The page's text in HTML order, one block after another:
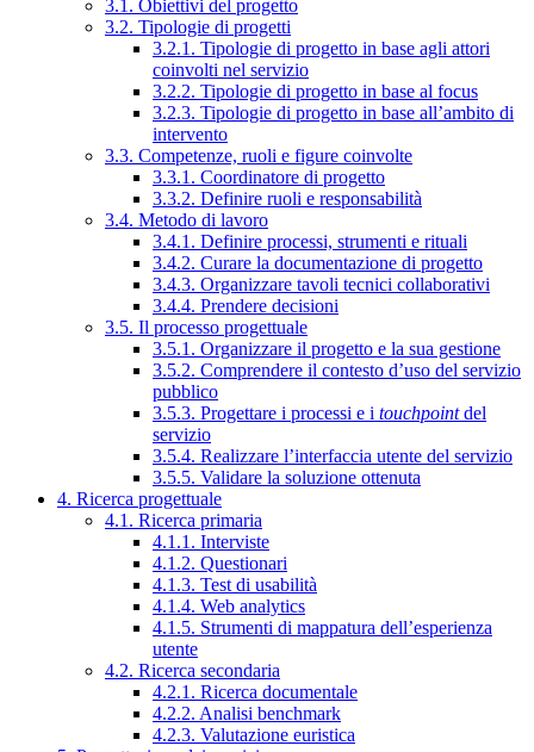
3.1. Obiettivi del progetto
3.2. Tipologie di progetti
3.2.1. Tipologie di progetto in base agli attori
coinvolti nel servizio
3.2.2. Tipologie di progetto in base al focus
3.2.3. Tipologie di progetto in base all’ambito di
intervento
3.3. Competenze, ruoli e figure coinvolte
3.3.1. Coordinatore di progetto
3.3.2. Definire ruoli e responsabilità
3.4. Metodo di lavoro
3.4.1. Definire processi, strumenti e rituali
3.4.2. Curare la documentazione di progetto
3.4.3. Organizzare tavoli tecnici collaborativi
3.4.4. Prendere decisioni
3.5. Il processo progettuale
3.5.1. Organizzare il progetto e la sua gestione
3.5.2. Comprendere il contesto d’uso del servizio
pubblico
3.5.3. Progettare i processi e i touchpointdel
servizio
3.5.4. Realizzare l’interfaccia utente del servizio
3.5.5. Validare la soluzione ottenuta
4. Ricerca progettuale
4.1. Ricerca primaria
4.1.1. Interviste
4.1.2. Questionari
4.1.3. Test di usabilità
4.1.4. Web analytics
4.1.5. Strumenti di mappatura dell’esperienza
utente
4.2. Ricerca secondaria
4.2.1. Ricerca documentale
4.2.2. Analisi benchmark
4.2.3. Valutazione euristica